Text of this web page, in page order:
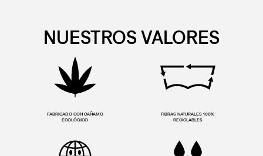
NUESTROS VALORES
FABRICADO CON CAÑAMO
ECOLÓGICO
FIBRAS NATURALES 100%
RECICLABLES